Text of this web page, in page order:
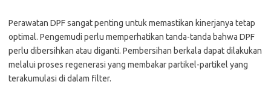
Perawatan DPF sangat penting untuk memastikan kinerjanya tetap
optimal. Pengemudi perlu memperhatikan tanda-tanda bahwa DPF
perlu dibersihkan atau diganti. Pembersihan berkala dapat dilakukan
melalui proses regenerasi yang membakar partikel-partikel yang
terakumulasi di dalam filter.